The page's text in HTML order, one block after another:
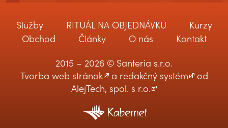
Služby RITUÁL NA OBJEDNÁVKU
Kurzy
Obchod
Články O nás
Kontakt
2015 – 2026 © Santeria s.r.o.
Tvorba web stránok a redakčný systém od
AlejTech, spol. s r.o.